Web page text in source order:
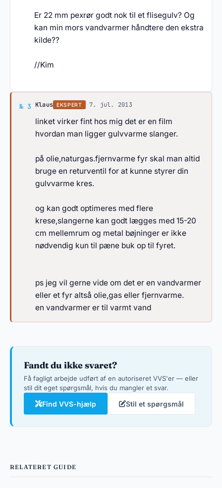
Er 22 mm pexrør godt nok til et flisegulv? Og
kan min mors vandvarmer håndtere den ekstra
kilde??
//Kim
№ 3 Svar af Klaus
Klaus EKSPERT 7. jul. 2013
linket virker fint hos mig det er en film
hvordan man ligger gulvvarme slanger.
på olie,naturgas.fjernvarme fyr skal man altid
bruge en returventil for at kunne styrer din
gulvvarme kres.
og kan godt optimeres med flere
krese,slangerne kan godt lægges med 15-20
cm mellemrum og metal bøjninger er ikke
nødvendig kun til pæne buk op til fyret.
ps jeg vil gerne vide om det er en vandvarmer
eller et fyr altså olie,gas eller fjernvarme.
en vandvarmer er til varmt vand
Fandt du ikke svaret?
Få fagligt arbejde udført af en autoriseret VVS'er — eller
stil dit eget spørgsmål, hvis du mangler et svar.
Find VVS-hjælp Stil et spørgsmål
RELATERET GUIDE